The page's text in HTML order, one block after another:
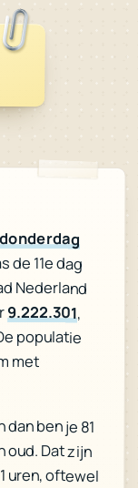
donderdag
de 11e dag
Nederland
9.222.301,
populatie
met
ben je 81
oud. Dat zijn
uren, oftewel